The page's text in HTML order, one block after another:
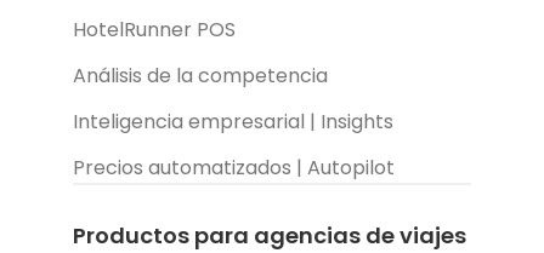
HotelRunner POS
Análisis de la competencia
Inteligencia empresarial | Insights
Precios automatizados | Autopilot
Productos para agencias de viajes